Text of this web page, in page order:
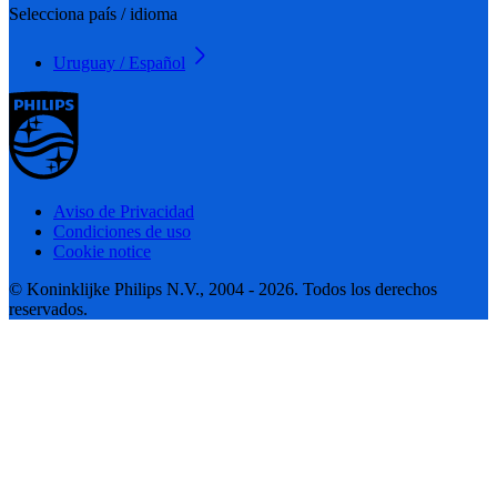
Selecciona país / idioma
Uruguay / Español
Aviso de Privacidad
Condiciones de uso
Cookie notice
© Koninklijke Philips N.V., 2004 - 2026. Todos los derechos
reservados.